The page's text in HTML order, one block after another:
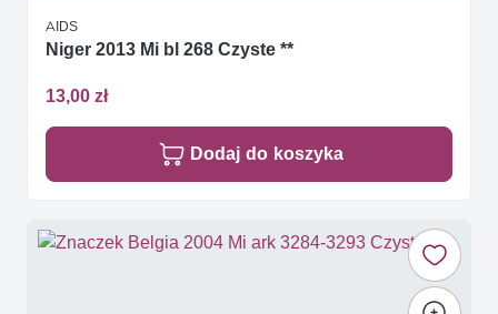
AIDS
Niger 2013 Mi bl 268 Czyste **
13,00 zł
Dodaj do koszyka